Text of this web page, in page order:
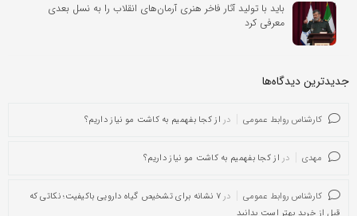
باید با تولید آثار فاخر هنری آرمان‌های انقلاب را به نسل بعدی
معرفی کرد
جدیدترین دیدگاه‌‌ها
کارشناس روابط عمومی در از کجا بفهمیم به کاشت مو نیاز داریم؟
مهدی در از کجا بفهمیم به کاشت مو نیاز داریم؟
کارشناس روابط عمومی در
۷ نشانه برای تشخیص گیاه دارویی باکیفیت؛ نکاتی که
قبل از خرید بهتر است بدانید